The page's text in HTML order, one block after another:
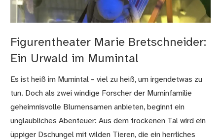
Figurentheater Marie Bretschneider:
Ein Urwald im Mumintal
Es ist heiß im Mumintal – viel zu heiß, um irgendetwas zu
tun. Doch als zwei windige Forscher der Muminfamilie
geheimnisvolle Blumensamen anbieten, beginnt ein
unglaubliches Abenteuer: Aus dem trockenen Tal wird ein
üppiger Dschungel mit wilden Tieren, die ein herrliches